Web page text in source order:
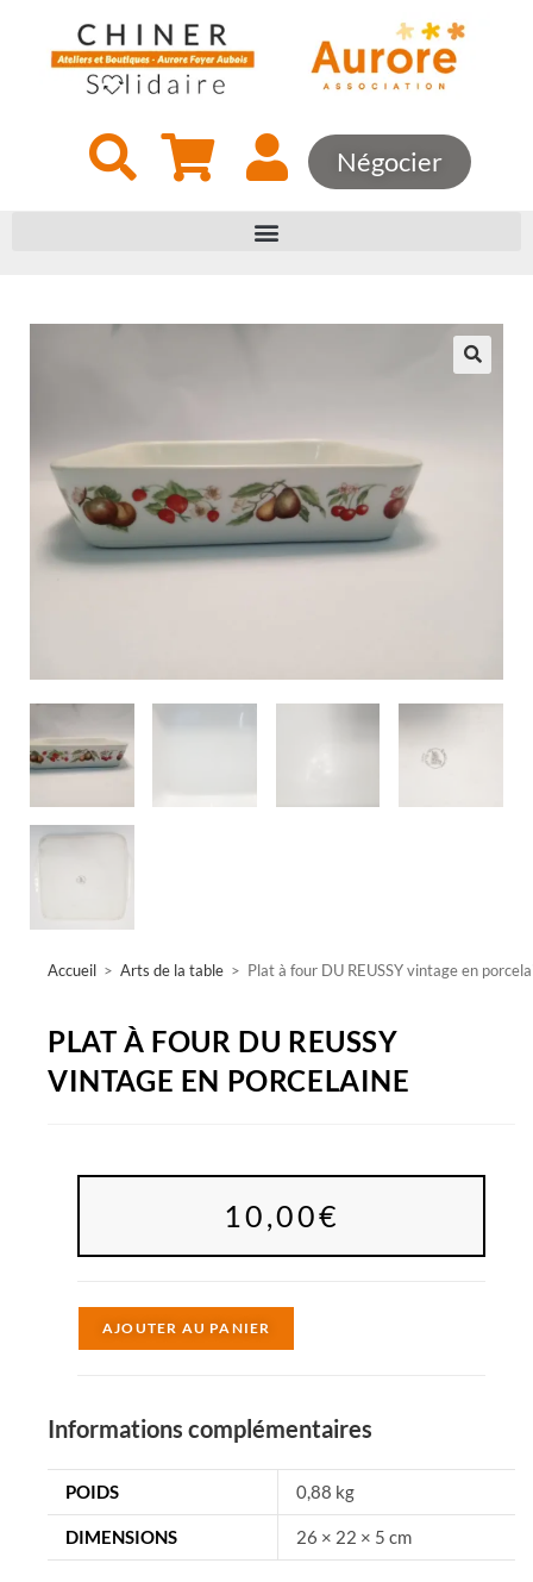
Négocier
Accueil > Arts de la table > Plat à four DU REUSSY vintage en
PLAT À FOUR DU REUSSY
VINTAGE EN PORCELAINE
10,00€
AJOUTER AU PANIER
n
a
t
Informations complémentaires
POIDS 0,88 kg
DIMENSIONS 26 × 22 × 5 cm